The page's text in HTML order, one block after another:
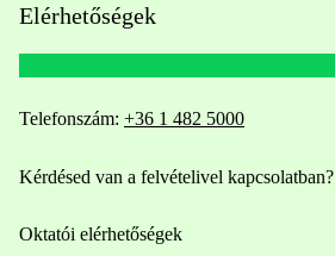
Elérhetőségek
Telefonszám: +36 1 482 5000
Kérdésed van a felvételivel kapcsolatban?
Oktatói elérhetőségek